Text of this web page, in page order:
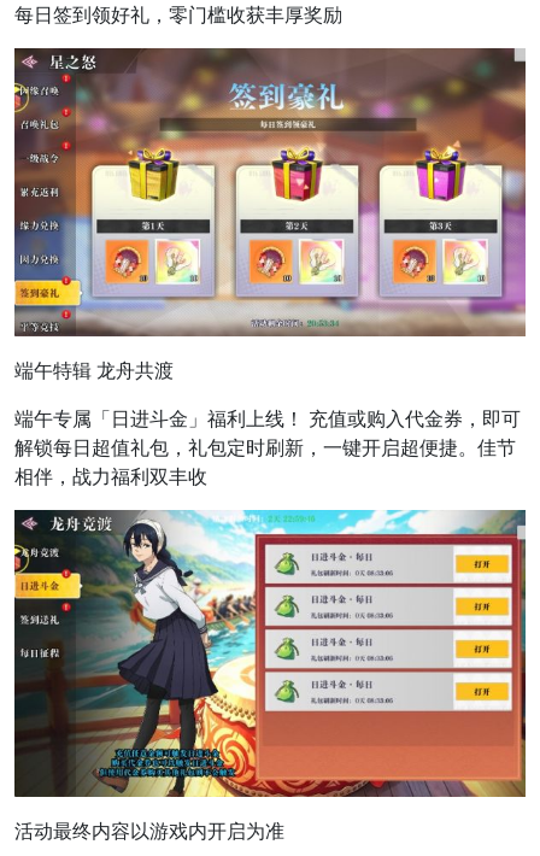
每日签到领好礼，零门槛收获丰厚奖励
端午特辑 龙舟共渡
端午专属「日进斗金」福利上线！ 充值或购入代金券，即可
解锁每日超值礼包，礼包定时刷新，一键开启超便捷。佳节
相伴，战力福利双丰收
活动最终内容以游戏内开启为准